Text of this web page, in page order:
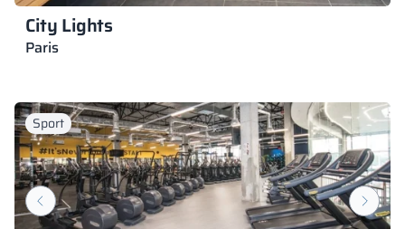
City Lights
Paris
Sport